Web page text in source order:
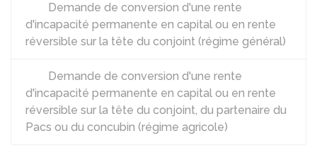
Demande de conversion d'une rente
d'incapacité permanente en capital ou en rente
réversible sur la tête du conjoint (régime général)
Demande de conversion d'une rente
d'incapacité permanente en capital ou en rente
réversible sur la tête du conjoint, du partenaire du
Pacs ou du concubin (régime agricole)